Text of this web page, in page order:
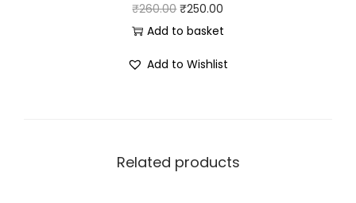
₹260.00 ₹250.00
Add to basket
Add to Wishlist
Related products